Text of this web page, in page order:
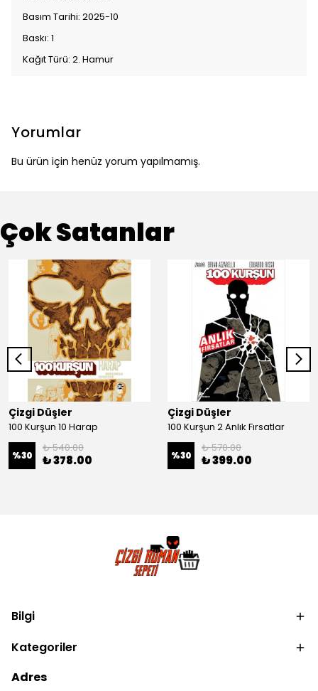
Basım Tarihi: 2025-10
Baskı: 1
Kağıt Türü: 2. Hamur
Yorumlar
Bu ürün için henüz yorum yapılmamış.
Çok Satanlar
Çizgi Düşler
100 Kurşun 10 Harap
%30
₺ 540.00
₺ 378.00
Çizgi Düşler
100 Kurşun 2 Anlık Fırsatlar
%30
₺ 570.00
₺ 399.00
Bilgi
Kategoriler
Adres